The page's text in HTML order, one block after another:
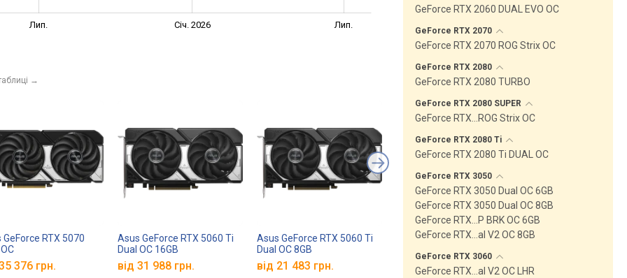
Лип. Січ. 2026 Лип.
→
GeForce RTX 5070
376 грн.
Asus GeForce RTX 5060 Ti
Dual OC 16GB
від 31 988 грн.
Asus GeForce RTX 5060 Ti
Dual OC 8GB
від 21 483 грн.
Asus GeForce RTX 5050
від 15 999 грн.
GeForce RTX 2060 DUAL EVO OC
GeForce RTX 2070
GeForce RTX 2070 ROG Strix OC
GeForce RTX 2080
GeForce RTX 2080 TURBO
GeForce RTX 2080 SUPER
GeForce RTX…ROG Strix OC
GeForce RTX 2080 Ti
GeForce RTX 2080 Ti DUAL OC
GeForce RTX 3050
GeForce RTX 3050 Dual OC 6GB
GeForce RTX 3050 Dual OC 8GB
GeForce RTX…P BRK OC 6GB
GeForce RTX…al V2 OC 8GB
GeForce RTX 3060
GeForce RTX…al V2 OC LHR